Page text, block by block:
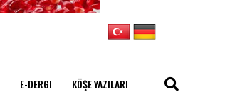
E-DERGI KÖŞE YAZILARI